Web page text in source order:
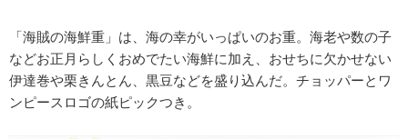
「海賊の海鮮重」は、海の幸がいっぱいのお重。海老や数の子
などお正月らしくおめでたい海鮮に加え、おせちに欠かせない
伊達巻や栗きんとん、黒豆などを盛り込んだ。チョッパーとワ
ンピースロゴの紙ピックつき。